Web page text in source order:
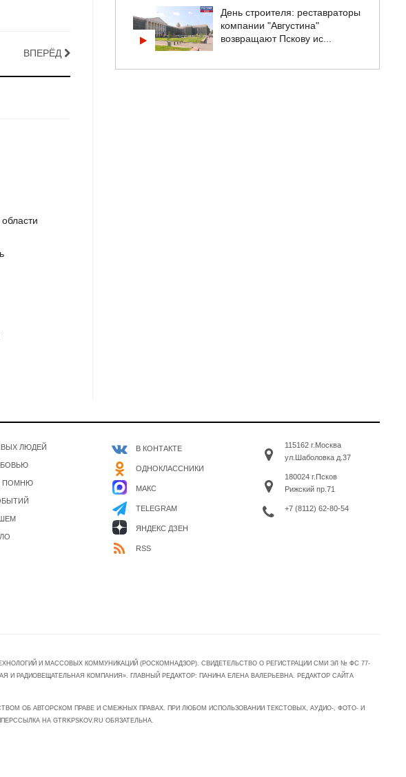
ВПЕРЁД
День строителя: реставраторы
компании "Августина"
возвращают Пскову ис...
ЛЮДЕЙ
ПОМНЮ
В КОНТАКТЕ
ОДНОКЛАССНИКИ
МАКС
TELEGRAM
ЯНДЕКС ДЗЕН
RSS
115162 г.Москва
ул.Шаболовка д.37
180024 г.Псков
Рижский пр.71
+7 (8112) 62-80-54
И МАССОВЫХ КОММУНИКАЦИЙ (РОСКОМНАДЗОР). СВИДЕТЕЛЬСТВО О РЕГИСТРАЦИИ СМИ ЭЛ № ФС 77-
И РАДИОВЕЩАТЕЛЬНАЯ КОМПАНИЯ». ГЛАВНЫЙ РЕДАКТОР: ПАНИНА ЕЛЕНА ВАЛЕРЬЕВНА. РЕДАКТОР САЙТА
ОБ АВТОРСКОМ ПРАВЕ И СМЕЖНЫХ ПРАВАХ. ПРИ ЛЮБОМ ИСПОЛЬЗОВАНИИ ТЕКСТОВЫХ, АУДИО-, ФОТО- И
НА GTRKPSKOV.RU ОБЯЗАТЕЛЬНА.